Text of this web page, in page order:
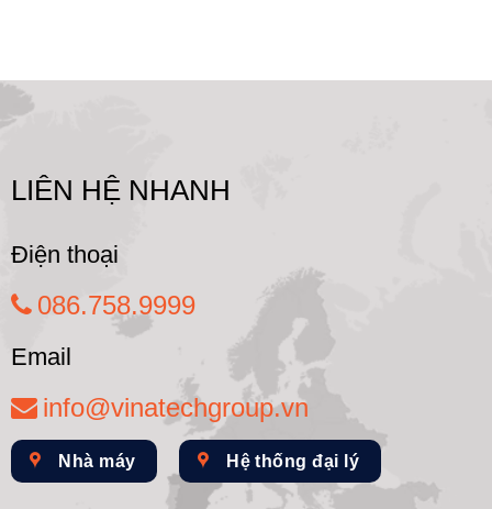
LIÊN HỆ NHANH
Điện thoại
086.758.9999
Email
info@vinatechgroup.vn
Nhà máy Hệ thống đại lý